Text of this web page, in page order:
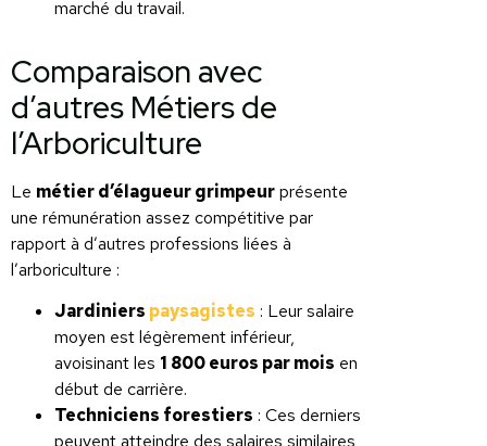
marché du travail.
Comparaison avec
d’autres Métiers de
l’Arboriculture
Le métier d’élagueur grimpeurprésente
une rémunération assez compétitive par
rapport à d’autres professions liées à
l’arboriculture :
Jardiniers paysagistes : Leur salaire
moyen est légèrement inférieur,
avoisinant les 1 800 euros par mois en
début de carrière.
Techniciens forestiers : Ces derniers
peuvent atteindre des salaires similaires